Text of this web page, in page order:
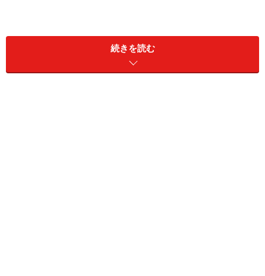
特に目標や意思がなくても、私たちは生きていくことは
続きを読む